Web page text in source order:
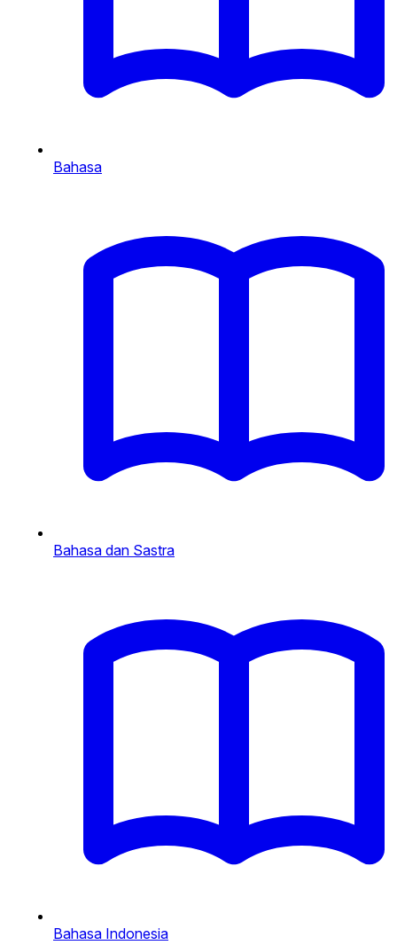
Bahasa
Bahasa dan Sastra
Bahasa Indonesia